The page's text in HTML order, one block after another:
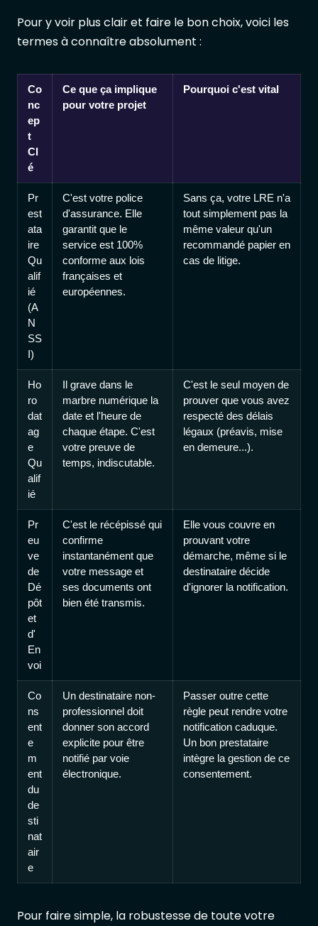
Pour y voir plus clair et faire le bon choix, voici les
termes à connaître absolument :
Co
nc
ep
t
Cl
é
Ce que ça implique
pour votre projet
Pourquoi c'est vital
Pr
est
ata
ire
Qu
alif
ié
(A
N
SS
I)
C'est votre police
d'assurance. Elle
garantit que le
service est 100%
conforme aux lois
françaises et
européennes.
Sans ça, votre LRE n'a
tout simplement pas la
même valeur qu'un
recommandé papier en
cas de litige.
Ho
ro
dat
ag
e
Qu
alif
ié
Il grave dans le
marbre numérique la
date et l'heure de
chaque étape. C'est
votre preuve de
temps, indiscutable.
C'est le seul moyen de
prouver que vous avez
respecté des délais
légaux (préavis, mise
en demeure...).
Pr
eu
ve
de
Dé
pôt
et
d'
En
voi
C'est le récépissé qui
confirme
instantanément que
votre message et
ses documents ont
bien été transmis.
Elle vous couvre en
prouvant votre
démarche, même si le
destinataire décide
d'ignorer la notification.
Co
ns
ent
e
m
ent
du
de
sti
nat
air
e
Un destinataire non-
professionnel doit
donner son accord
explicite pour être
notifié par voie
électronique.
Passer outre cette
règle peut rendre votre
notification caduque.
Un bon prestataire
intègre la gestion de ce
consentement.
Pour faire simple, la robustesse de toute votre